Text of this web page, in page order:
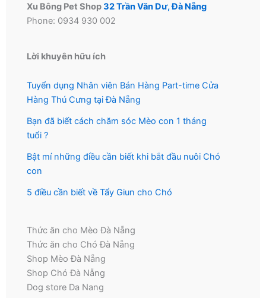
Xu Bông Pet Shop32 Trần Văn Dư, Đà Nẵng
Phone: 0934 930 002
Lời khuyên hữu ích
Tuyển dụng Nhân viên Bán Hàng Part-time Cửa
Hàng Thú Cưng tại Đà Nẵng
Bạn đã biết cách chăm sóc Mèo con 1 tháng
tuổi ?
Bật mí những điều cần biết khi bắt đầu nuôi Chó
con
5 điều cần biết về Tẩy Giun cho Chó
Thức ăn cho Mèo Đà Nẵng
Thức ăn cho Chó Đà Nẵng
Shop Mèo Đà Nẵng
Shop Chó Đà Nẵng
Dog store Da Nang